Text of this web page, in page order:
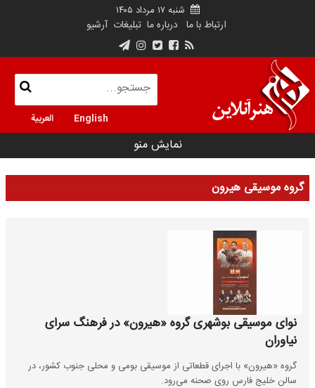
شنبه ۱۷ مرداد ۱۴۰۵
ارتباط با ما درباره ما تبلیغات آرشیو
English العربية
نمایش منو
گروه موسیقی هیرون
نوای موسیقی بوشهری گروه «هیرون» در فرهنگ سرای
نیاوران
گروه «هیرون» با اجرای قطعاتی از موسیقی بومی و محلی جنوب کشور، در
سالن خلیج فارس روی صحنه می‌رود.